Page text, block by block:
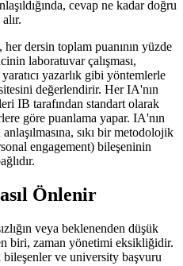
cevap ne kadar doğru
dersin toplam puanının yüzde
laboratuvar çalışması,
yazarlık gibi yöntemlerle
değerlendirir. Her IA'nın
IB tarafından standart olarak
göre puanlama yapar. IA'nın
sıkı bir metodolojik
engagement) bileşeninin
Önlenir
veya beklenenden düşük
biri, zaman yönetimi eksikliğidir.
ve university başvuru